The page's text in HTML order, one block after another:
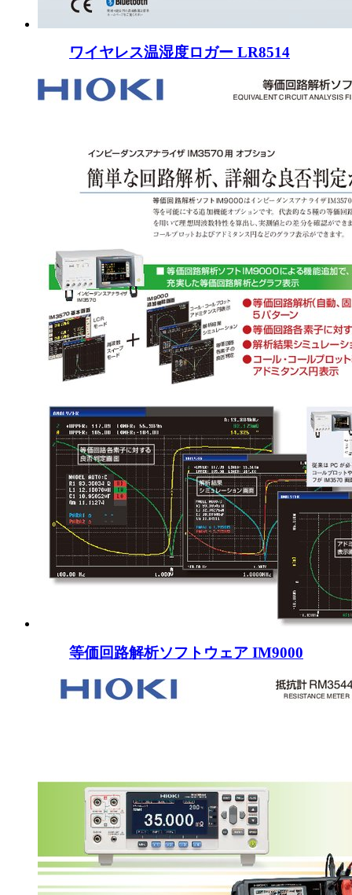
ワイヤレス温湿度ロガー LR8514
等価回路解析ソフトウェア IM9000